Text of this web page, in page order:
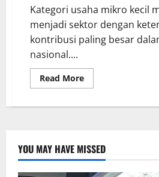
Kategori usaha mikro kecil
menjadi sektor dengan
kontribusi paling besar
nasional....
Read More
YOU MAY HAVE MISSED